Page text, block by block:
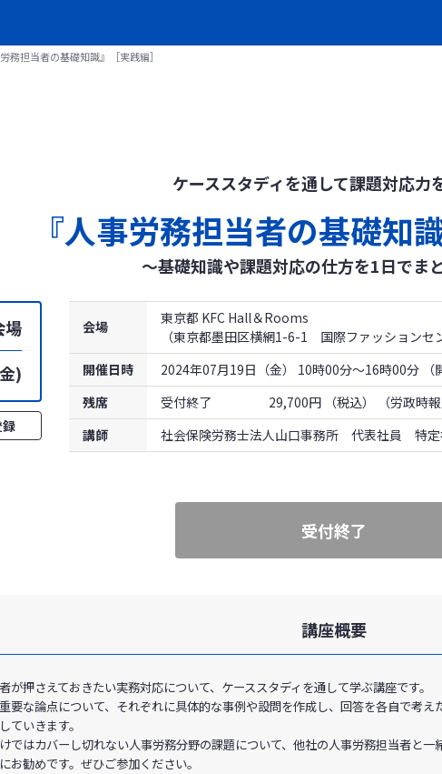
労務担当者の基礎知識』［実践編］
ケーススタディを通して課題対応力
『人事労務担当者の基礎知
～基礎知識や課題対応の仕方を1日でま
場
)
会場
東京都 KFC Hall＆Rooms
（東京都墨田区横網1-6-1 国際ファッション
開催日時
2024年07月19日（金） 10時00分～16時00分 （
残席
受付終了 29,700円 （税込）
（労政時
講師
社会保険労務士法人山口事務所 代表社員 特
受付終了
講座概要
が押さえておきたい実務対応について、ケーススタディを通して学ぶ講座です。
要な論点について、それぞれに具体的な事例や設問を作成し、回答を各自で考
ていきます。
ではカバーし切れない人事労務分野の課題について、他社の人事労務担当者と
お勧めです。ぜひご参加ください。